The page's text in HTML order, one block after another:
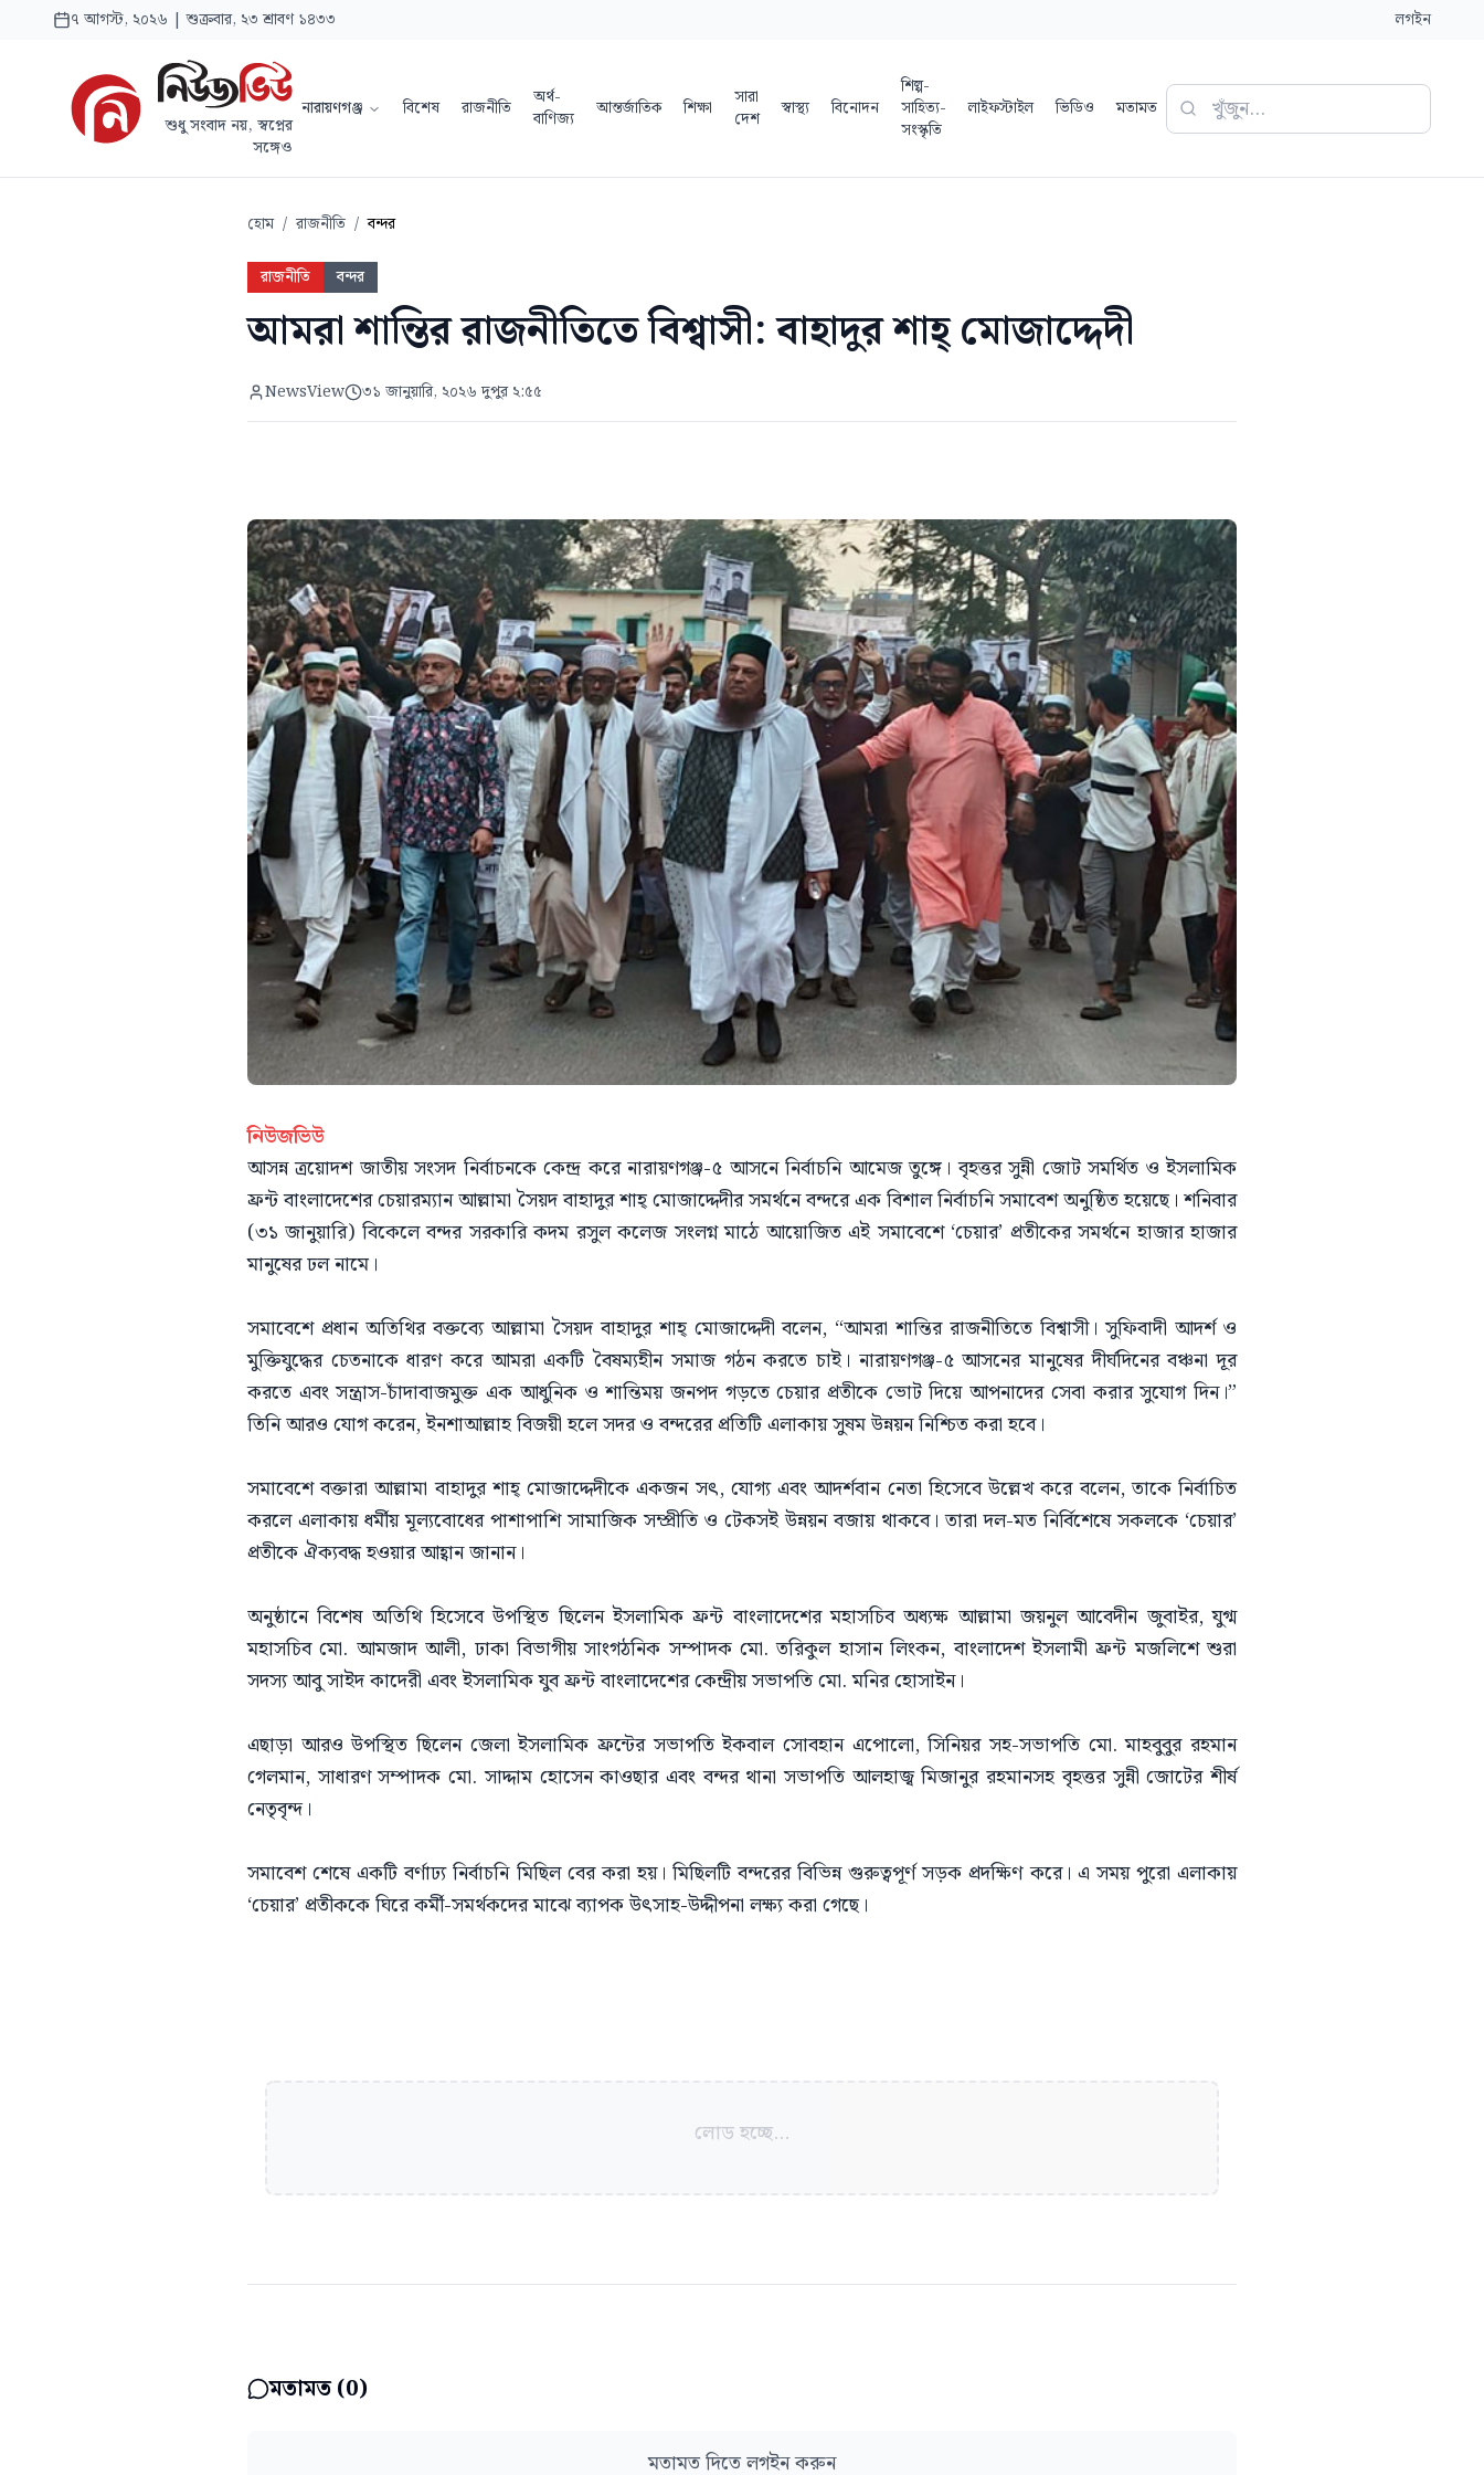
৭ আগস্ট, ২০২৬ | শুক্রবার, ২৩ শ্রাবণ ১৪৩৩ লগইন
শুধু সংবাদ নয়, স্বপ্নের
সঙ্গেও
নারায়ণগঞ্জ বিশেষ রাজনীতি
অর্থ-
বাণিজ্য
আন্তর্জাতিক শিক্ষা
সারা
দেশ
স্বাস্থ্য বিনোদন
শিল্প-
সাহিত্য-
সংস্কৃতি
লাইফস্টাইল ভিডিও মতামত
হোম / রাজনীতি / বন্দর
রাজনীতি বন্দর
আমরা শান্তির রাজনীতিতে বিশ্বাসী: বাহাদুর শাহ্ মোজাদ্দেদী
NewsView ৩১ জানুয়ারি, ২০২৬ দুপুর ২:৫৫
নিউজভিউ
আসন্ন ত্রয়োদশ জাতীয় সংসদ নির্বাচনকে কেন্দ্র করে নারায়ণগঞ্জ-৫ আসনে নির্বাচনি আমেজ তুঙ্গে। বৃহত্তর সুন্নী জোট সমর্থিত ও ইসলামিক
ফ্রন্ট বাংলাদেশের চেয়ারম্যান আল্লামা সৈয়দ বাহাদুর শাহ্ মোজাদ্দেদীর সমর্থনে বন্দরে এক বিশাল নির্বাচনি সমাবেশ অনুষ্ঠিত হয়েছে। শনিবার
(৩১ জানুয়ারি) বিকেলে বন্দর সরকারি কদম রসুল কলেজ সংলগ্ন মাঠে আয়োজিত এই সমাবেশে ‘চেয়ার’ প্রতীকের সমর্থনে হাজার হাজার
মানুষের ঢল নামে।
সমাবেশে প্রধান অতিথির বক্তব্যে আল্লামা সৈয়দ বাহাদুর শাহ্ মোজাদ্দেদী বলেন, “আমরা শান্তির রাজনীতিতে বিশ্বাসী। সুফিবাদী আদর্শ ও
মুক্তিযুদ্ধের চেতনাকে ধারণ করে আমরা একটি বৈষম্যহীন সমাজ গঠন করতে চাই। নারায়ণগঞ্জ-৫ আসনের মানুষের দীর্ঘদিনের বঞ্চনা দূর
করতে এবং সন্ত্রাস-চাঁদাবাজমুক্ত এক আধুনিক ও শান্তিময় জনপদ গড়তে চেয়ার প্রতীকে ভোট দিয়ে আপনাদের সেবা করার সুযোগ দিন।”
তিনি আরও যোগ করেন, ইনশাআল্লাহ বিজয়ী হলে সদর ও বন্দরের প্রতিটি এলাকায় সুষম উন্নয়ন নিশ্চিত করা হবে।
সমাবেশে বক্তারা আল্লামা বাহাদুর শাহ্ মোজাদ্দেদীকে একজন সৎ, যোগ্য এবং আদর্শবান নেতা হিসেবে উল্লেখ করে বলেন, তাকে নির্বাচিত
করলে এলাকায় ধর্মীয় মূল্যবোধের পাশাপাশি সামাজিক সম্প্রীতি ও টেকসই উন্নয়ন বজায় থাকবে। তারা দল-মত নির্বিশেষে সকলকে ‘চেয়ার’
প্রতীকে ঐক্যবদ্ধ হওয়ার আহ্বান জানান।
অনুষ্ঠানে বিশেষ অতিথি হিসেবে উপস্থিত ছিলেন ইসলামিক ফ্রন্ট বাংলাদেশের মহাসচিব অধ্যক্ষ আল্লামা জয়নুল আবেদীন জুবাইর, যুগ্ম
মহাসচিব মো. আমজাদ আলী, ঢাকা বিভাগীয় সাংগঠনিক সম্পাদক মো. তরিকুল হাসান লিংকন, বাংলাদেশ ইসলামী ফ্রন্ট মজলিশে শুরা
সদস্য আবু সাইদ কাদেরী এবং ইসলামিক যুব ফ্রন্ট বাংলাদেশের কেন্দ্রীয় সভাপতি মো. মনির হোসাইন।
এছাড়া আরও উপস্থিত ছিলেন জেলা ইসলামিক ফ্রন্টের সভাপতি ইকবাল সোবহান এপোলো, সিনিয়র সহ-সভাপতি মো. মাহবুবুর রহমান
গেলমান, সাধারণ সম্পাদক মো. সাদ্দাম হোসেন কাওছার এবং বন্দর থানা সভাপতি আলহাজ্ব মিজানুর রহমানসহ বৃহত্তর সুন্নী জোটের শীর্ষ
নেতৃবৃন্দ।
সমাবেশ শেষে একটি বর্ণাঢ্য নির্বাচনি মিছিল বের করা হয়। মিছিলটি বন্দরের বিভিন্ন গুরুত্বপূর্ণ সড়ক প্রদক্ষিণ করে। এ সময় পুরো এলাকায়
‘চেয়ার’ প্রতীককে ঘিরে কর্মী-সমর্থকদের মাঝে ব্যাপক উৎসাহ-উদ্দীপনা লক্ষ্য করা গেছে।
লোড হচ্ছে...
মতামত (0)
মতামত দিতে লগইন করুন